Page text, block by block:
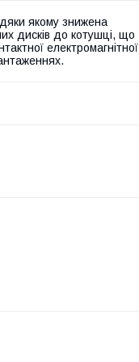
якому знижена
дисків до котушці, що
електромагнітної